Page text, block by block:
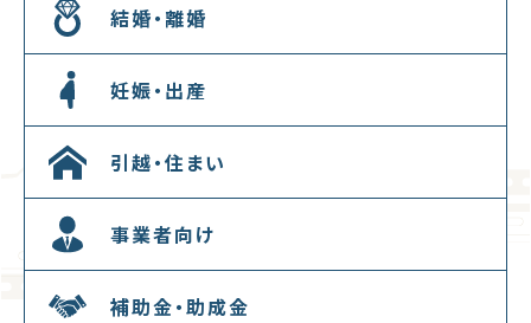
結婚・離婚
妊娠・出産
引越・住まい
事業者向け
補助金・助成金